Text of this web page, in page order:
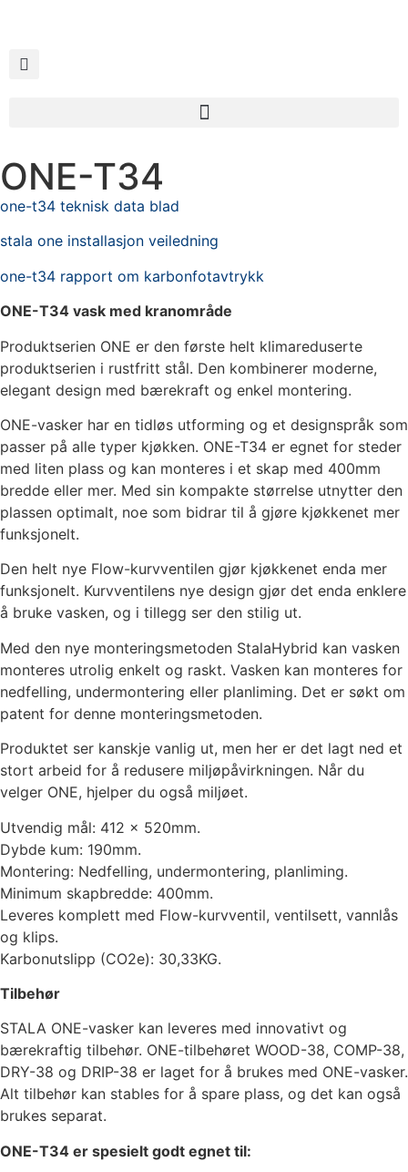
ONE-T34
one-t34 teknisk data blad
stala one installasjon veiledning
one-t34 rapport om karbonfotavtrykk
ONE-T34 vask med kranområde
Produktserien ONE er den første helt klimareduserte
produktserien i rustfritt stål. Den kombinerer moderne,
elegant design med bærekraft og enkel montering.
ONE-vasker har en tidløs utforming og et designspråk som
passer på alle typer kjøkken. ONE-T34 er egnet for steder
med liten plass og kan monteres i et skap med 400mm
bredde eller mer. Med sin kompakte størrelse utnytter den
plassen optimalt, noe som bidrar til å gjøre kjøkkenet mer
funksjonelt.
Den helt nye Flow-kurvventilen gjør kjøkkenet enda mer
funksjonelt. Kurvventilens nye design gjør det enda enklere
å bruke vasken, og i tillegg ser den stilig ut.
Med den nye monteringsmetoden StalaHybrid kan vasken
monteres utrolig enkelt og raskt. Vasken kan monteres for
nedfelling, undermontering eller planliming. Det er søkt om
patent for denne monteringsmetoden.
Produktet ser kanskje vanlig ut, men her er det lagt ned et
stort arbeid for å redusere miljøpåvirkningen. Når du
velger ONE, hjelper du også miljøet.
Utvendig mål: 412 x 520mm.
Dybde kum: 190mm.
Montering: Nedfelling, undermontering, planliming.
Minimum skapbredde: 400mm.
Leveres komplett med Flow-kurvventil, ventilsett, vannlås
og klips.
Karbonutslipp (CO2e): 30,33KG.
Tilbehør
STALA ONE-vasker kan leveres med innovativt og
bærekraftig tilbehør. ONE-tilbehøret WOOD-38, COMP-38,
DRY-38 og DRIP-38 er laget for å brukes med ONE-vasker.
Alt tilbehør kan stables for å spare plass, og det kan også
brukes separat.
ONE-T34 er spesielt godt egnet til: